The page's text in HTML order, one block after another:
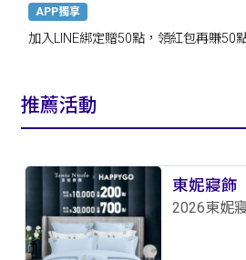
APP獨享
加入LINE綁定贈50點，領紅包再賺50
推薦活動
東妮寢飾
2026東妮